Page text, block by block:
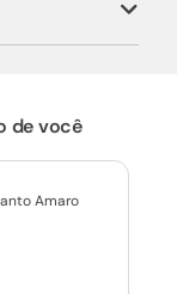
de você
Amaro